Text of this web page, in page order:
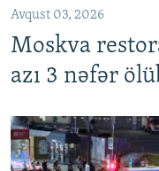
Avqust 03, 2026
Moskva
azı 3 nəfər